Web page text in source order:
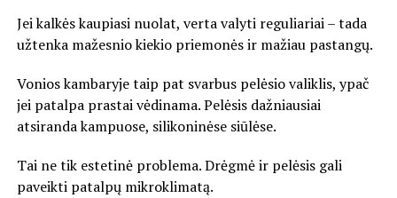
Jei kalkės kaupiasi nuolat, verta valyti reguliariai – tada
užtenka mažesnio kiekio priemonės ir mažiau pastangų.
Vonios kambaryje taip pat svarbus pelėsio valiklis, ypač
jei patalpa prastai vėdinama. Pelėsis dažniausiai
atsiranda kampuose, silikoninėse siūlėse.
Tai ne tik estetinė problema. Drėgmė ir pelėsis gali
paveikti patalpų mikroklimatą.